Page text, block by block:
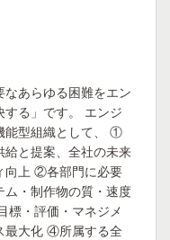
なあらゆる困難をエン
る」です。 エンジ
能型組織として、 ①
と提案、全社の未来
向上 ②各部門に必要
・制作物の質・速度
標・評価・マネジメ
最大化 ④所属する全